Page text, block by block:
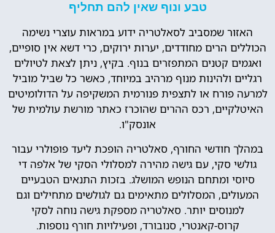
טבע ונוף שאין להם תחליף
האזור שמסביב לסאלטריה ידוע במראות עוצרי נשימה
הכוללים הרים מחודדים, יערות ירוקים, כרי דשא אין סופיים,
ואגמים קטנים המתפזרים בנוף. בקיץ, ניתן לצאת לטיולים
רגליים ולהינות מנוף מרהיב במיוחד, כאשר כל שביל מוביל
למרעה פורח או לתצפית פנורמית המשקיפה על הדולומיטים
האיטלקיים, רכס ההרים שהוכרז כאתר מורשת עולמית של
אונסק"ו.
במהלך חודשי החורף, סאלטריה הופכת ליעד פופולרי עבור
גולשי סקי, עם גישה מהירה למסלולי הסקי של אלפה די
סיוסי ומתחם הנופש המושלג. בזכות התנאים הטבעיים
המעולים, המסלולים מתאימים גם לגולשים מתחילים וגם
למנוסים יותר. סאלטריה מספקת גישה נוחה לסקי
קרוס-קאנטרי, סנובורד, ופעילויות חורף נוספות.